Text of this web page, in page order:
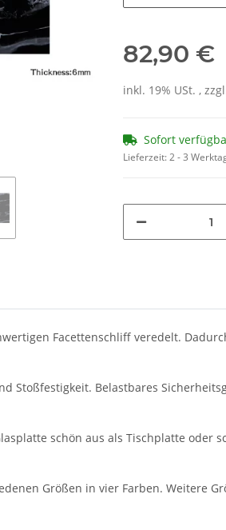
82,90 €
inkl. 19% USt. ,
Sofort
Lieferzeit:2 - 3
Facettenschliff veredelt.
Stoßfestigkeit. Belastbares
schön aus als Tischplatte oder
Größen in vier Farben. Weitere